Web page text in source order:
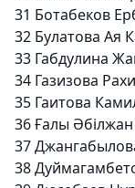
31 Ботабеков
32 Булатова Ая
33 Габдулина
34 Газизова
35 Гаитова
36Ғалы
37
38